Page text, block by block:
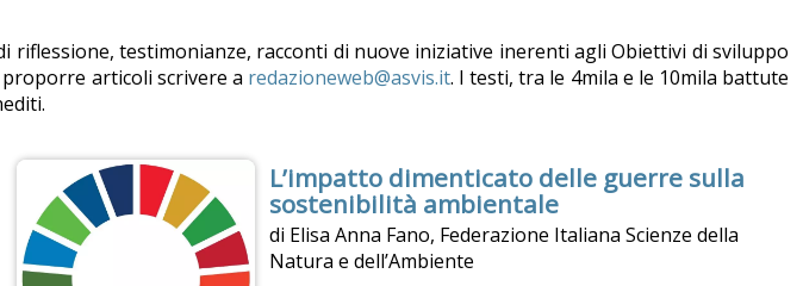
testimonianze, racconti di nuove iniziative inerenti agli Obiettivi di sviluppo
articoli scrivere a redazioneweb@asvis.it. I testi, tra le 4mila e le 10mila battute
L’impatto dimenticato delle guerre sulla
sostenibilità ambientale
di Elisa Anna Fano, Federazione Italiana Scienze della
Natura e dell’Ambiente